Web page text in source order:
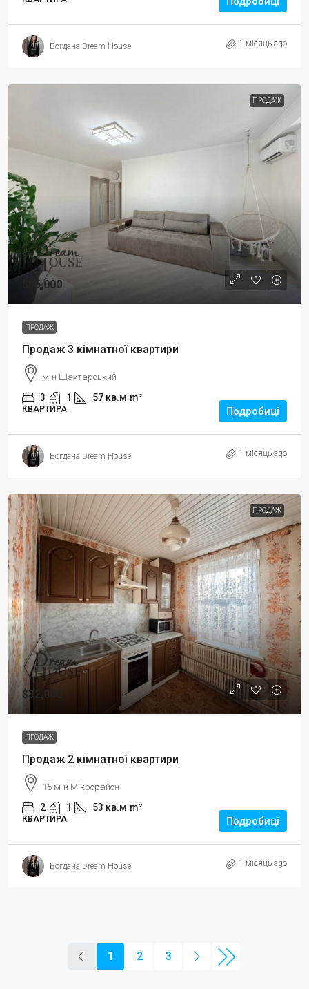
Богдана Dream House 1 місяць ago
ПРОДАЖ
$55,000
ПРОДАЖ
Продаж 3 кімнатної квартири
м-н Шахтарський
3 1 57 кв.м m²
КВАРТИРА Подробиці
Богдана Dream House 1 місяць ago
ПРОДАЖ
$32,000
ПРОДАЖ
Продаж 2 кімнатної квартири
15 м-н Мікрорайон
2 1 53 кв.м m²
КВАРТИРА Подробиці
Богдана Dream House 1 місяць ago
1 2 3